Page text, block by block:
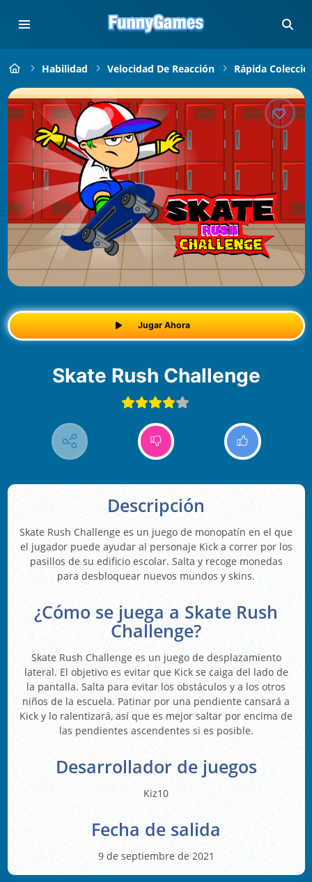
Habilidad Velocidad De Reacción Rápida
Jugar Ahora
Skate Rush Challenge
Descripción
Skate Rush Challenge es un juego de monopatín en el que
el jugador puede ayudar al personaje Kick a correr por los
pasillos de su edificio escolar. Salta y recoge monedas
para desbloquear nuevos mundos y skins.
¿Cómo se juega a Skate Rush
Challenge?
Skate Rush Challenge es un juego de desplazamiento
lateral. El objetivo es evitar que Kick se caiga del lado de
la pantalla. Salta para evitar los obstáculos y a los otros
niños de la escuela. Patinar por una pendiente cansará a
Kick y lo ralentizará, así que es mejor saltar por encima de
las pendientes ascendentes si es posible.
Desarrollador de juegos
Kiz10
Fecha de salida
9 de septiembre de 2021